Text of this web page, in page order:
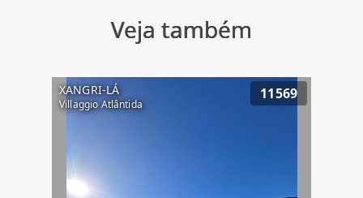
Veja também
XANGRI-LÁ
Villaggio Atlântida
11569